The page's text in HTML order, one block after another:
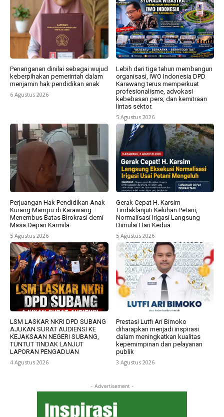
Penanganan dinilai sebagai wujud
keberpihakan pemerintah dalam
menjamin hak pendidikan anak
6 Agustus 2026
Lebih dari tiga tahun membangun
organisasi, IWO Indonesia DPD
Karawang terus memperkuat
profesionalisme, advokasi
kebebasan pers, dan kemitraan
lintas sektor.
5 Agustus 2026
Perjuangan Hak Pendidikan Anak
Kurang Mampu di Karawang:
Menembus Batas Birokrasi demi
Masa Depan Karmila
5 Agustus 2026
Gerak Cepat H. Karsim
Tindaklanjuti Keluhan Petani,
Normalisasi Irigasi Langsung
Dimulai Hari Kedua
5 Agustus 2026
LSM LASKAR NKRI DPD SUBANG
AJUKAN SURAT AUDIENSI KE
KEJAKSAAN NEGERI SUBANG,
TUNTUT TINDAK LANJUT
LAPORAN PENGADUAN
4 Agustus 2026
Prestasi Lutfi Ari Bimoko
diharapkan menjadi inspirasi
dalam meningkatkan kualitas
kepemimpinan dan pelayanan
publik
3 Agustus 2026
- Advertisement -